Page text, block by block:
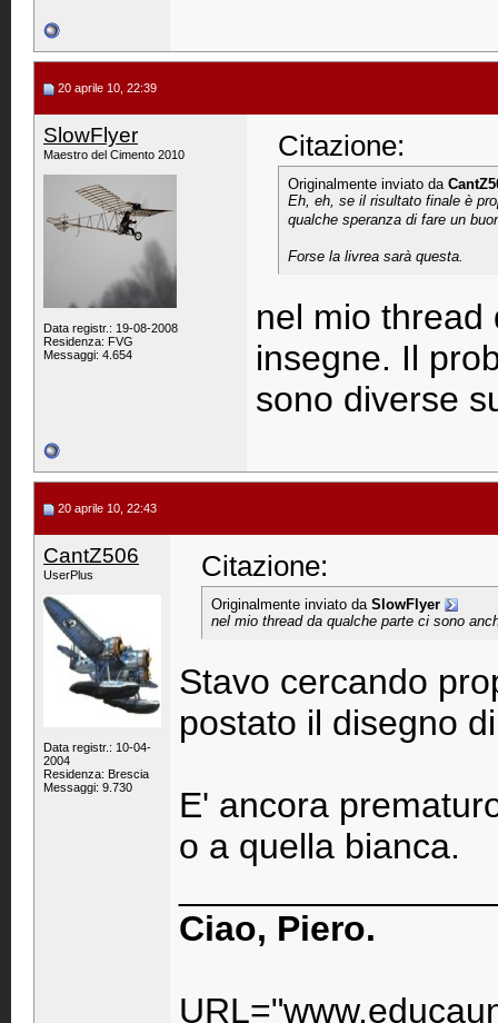
20 aprile 10, 22:39
SlowFlyer
Maestro del Cimento 2010
Data registr.: 19-08-2008
Residenza: FVG
Messaggi: 4.654
Citazione:
Originalmente inviato da
Eh, eh, se il risultato finale è
qualche speranza di fare un
Forse la livrea sarà questa.
nel mio thread
insegne. Il
sono diverse
20 aprile 10, 22:43
CantZ506
UserPlus
Data registr.: 10-04-
2004
Residenza: Brescia
Messaggi: 9.730
Citazione:
Originalmente inviato da SlowFlyer
nel mio thread da qualche parte ci sono
Stavo cercando
postato il disegno
E' ancora
o a quella bianca.
Ciao, Piero.